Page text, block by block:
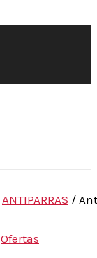
ANTIPARRAS /
Ofertas